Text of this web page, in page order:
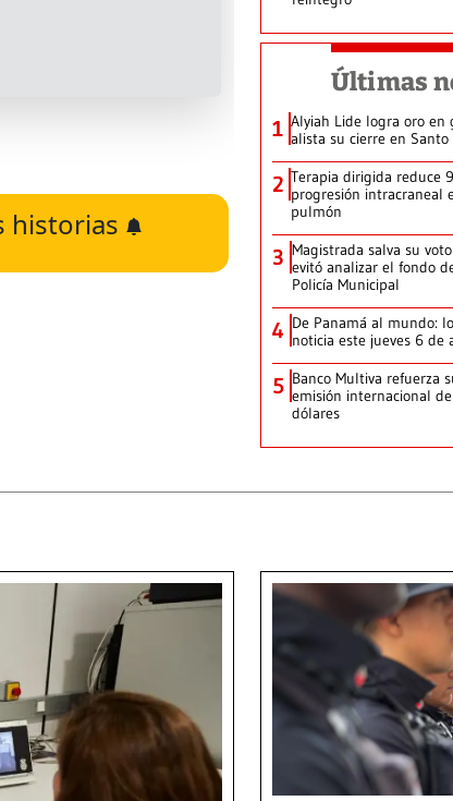
historias
Últimas
1 Alyiah Lide logra oro en
alista su cierre en
2 Terapia dirigida reduce
progresión intracraneal
pulmón
3 Magistrada salva su
evitó analizar el fondo
Policía Municipal
4 De Panamá al mundo:
noticia este jueves 6 de
5 Banco Multiva refuerza
emisión internacional
dólares